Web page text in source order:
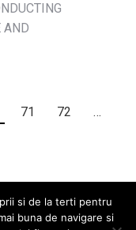
AND
71 72
…
si de la terti pentru
buna de navigare si